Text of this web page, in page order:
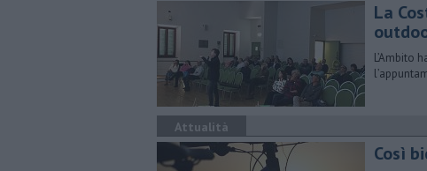
La
L’Ambito
Attualità
Così